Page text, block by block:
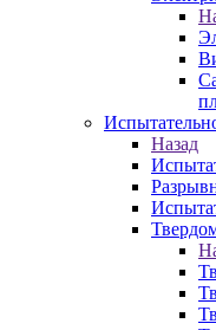
Назад